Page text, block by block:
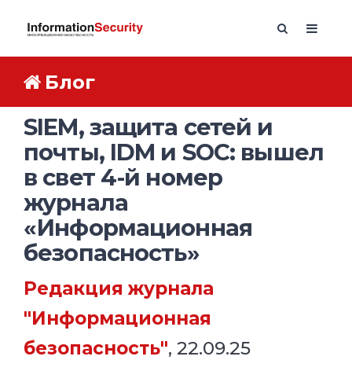
Блог
SIEM, защита сетей и
почты, IDM и SOC: вышел
в свет 4-й номер
журнала
«Информационная
безопасность»
Редакция журнала
"Информационная
безопасность", 22.09.25